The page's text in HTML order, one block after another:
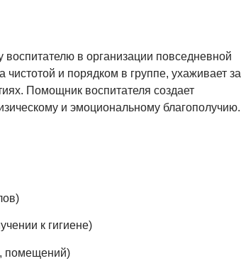
в организации повседневной
и порядком в группе, ухаживает за
Помощник воспитателя создает
и эмоциональному благополучию.
к гигиене)
помещений)